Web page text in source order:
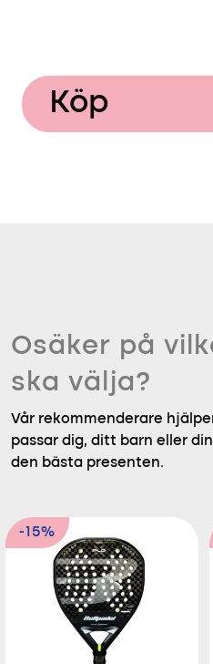
Köp
Osäker på
ska välja?
Vår rekommenderare
passar dig, ditt barn eller
den bästa presenten.
-15%